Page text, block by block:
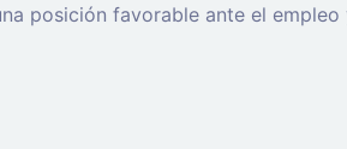
posición favorable ante el